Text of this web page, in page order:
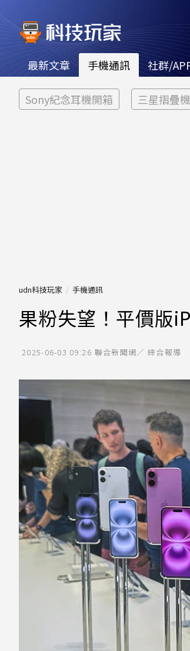
最新文章 手機通訊 社群/
Sony紀念耳機開箱 三星摺疊
udn科技玩家 手機通訊
果粉失望！平價版
2025-06-03 09:26 聯合新聞網／ 綜合報導